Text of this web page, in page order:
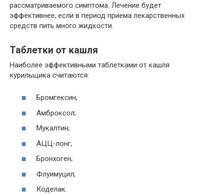
рассматриваемого симптома. Лечение будет
эффективнее, если в период приема лекарственных
средств пить много жидкости.
Таблетки от кашля
Наиболее эффективными таблетками от кашля
курильщика считаются:
Бромгексин;
Амброксол;
Мукалтин;
АЦЦ-лонг;
Бронхоген;
Флуимуцил;
Коделак.